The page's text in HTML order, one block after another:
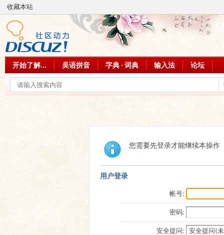
收藏本站
开始了解... 吴语拼音 字典 · 词典 输入法 论坛
您需要先登录才能继续本操作
用户登录
帐号:
密码:
安全提问: